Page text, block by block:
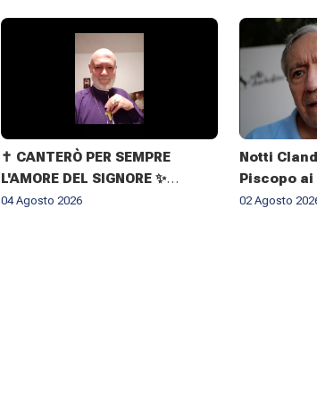
✝️ CANTERÒ PER SEMPRE
L'AMORE DEL SIGNORE ✨
IMMAGINI DELLA VITA
04 Agosto 2026
Notti
Piscopo
il rispetto
02 Agosto